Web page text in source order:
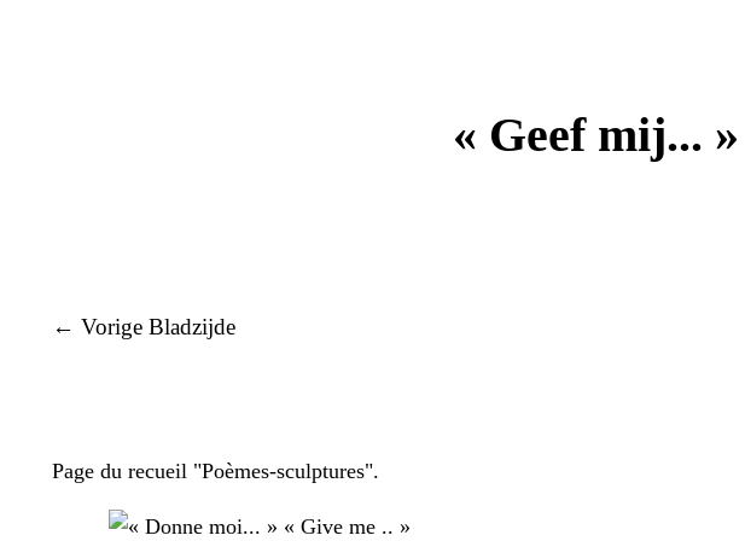
« Geef mij... »
← Vorige Bladzijde
Page du recueil "Poèmes-sculptures".